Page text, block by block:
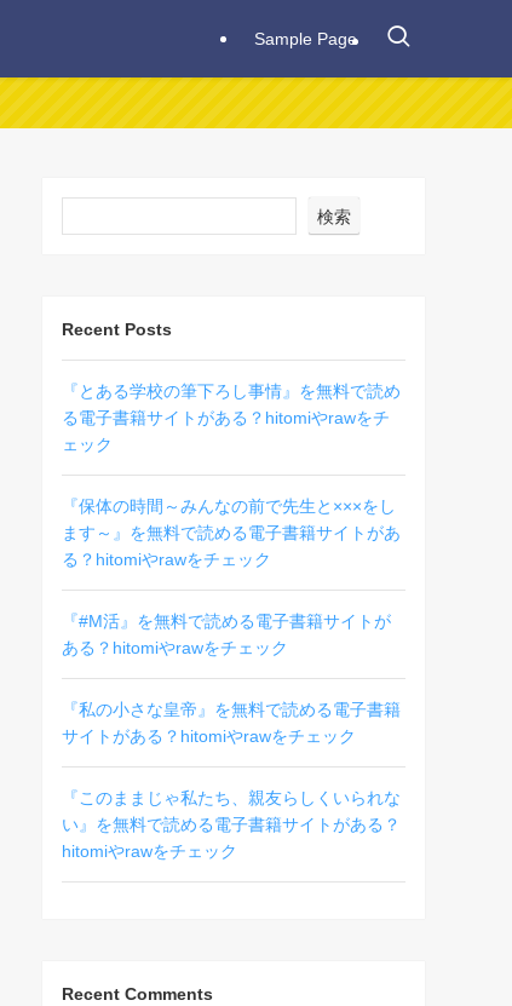
Sample Page
検索
Recent Posts
『とある学校の筆下ろし事情』を無料で読め
る電子書籍サイトがある？hitomiやrawをチ
ェック
『保体の時間～みんなの前で先生と×××をし
ます～』を無料で読める電子書籍サイトがあ
る？hitomiやrawをチェック
『#M活』を無料で読める電子書籍サイトが
ある？hitomiやrawをチェック
『私の小さな皇帝』を無料で読める電子書籍
サイトがある？hitomiやrawをチェック
『このままじゃ私たち、親友らしくいられな
い』を無料で読める電子書籍サイトがある？
hitomiやrawをチェック
Recent Comments